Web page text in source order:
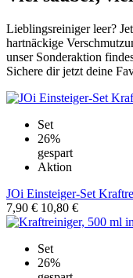
Lieblingsreiniger leer?
hartnäckige
unser Sonderaktion
Sichere dir jetzt deine
Set
26%
gespart
Aktion
JOi Einsteiger-Set
7,90 € 10,80 €
Set
26%